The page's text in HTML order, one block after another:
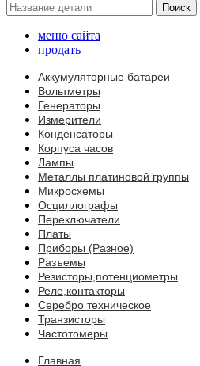
Поиск
меню сайта
продать
Аккумуляторные батареи
Вольтметры
Генераторы
Измерители
Конденсаторы
Корпуса часов
Лампы
Металлы платиновой группы
Микросхемы
Осциллографы
Переключатели
Платы
Приборы (Разное)
Разъемы
Резисторы,потенциометры
Реле,контакторы
Серебро техническое
Транзисторы
Частотомеры
Главная